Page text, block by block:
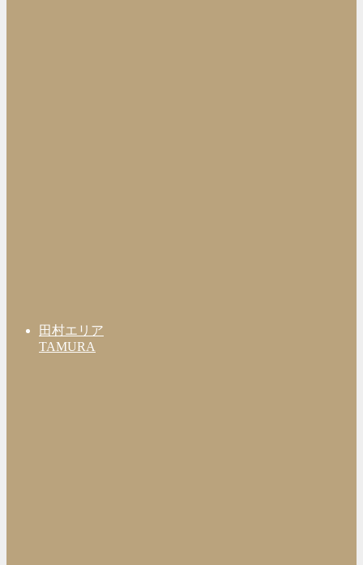
田村エリア
TAMURA